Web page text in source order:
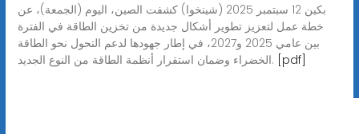
بكين 12 سبتمبر 2025 (شينخوا) كشفت الصين، اليوم (الجمعة)، عن
خطة عمل لتعزيز تطوير أشكال جديدة من تخزين الطاقة في الفترة
بين عامي 2025 و2027، في إطار جهودها لدعم التحول نحو الطاقة
الخضراء وضمان استقرار أنظمة الطاقة من النوع الجديد. [pdf]